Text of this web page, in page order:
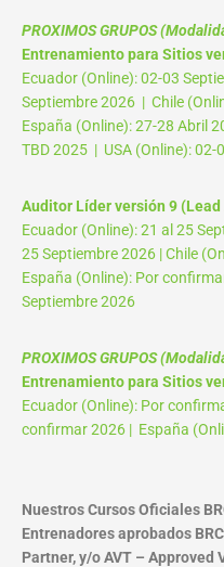
PROXIMOS GRUPOS
Entrenamiento para Sitios
Ecuador (Online): 02-03
Septiembre 2026 | Chile
España (Online): 27-28 Abril
TBD 2025 | USA (Online): 02-
Auditor Líder versión 9
Ecuador (Online): 21 al 25
25 Septiembre 2026 | Chile
España (Online): Por
Septiembre 2026
PROXIMOS GRUPOS
Entrenamiento para Sitios
Ecuador (Online): Por
confirmar 2026 | España
Nuestros Cursos Oficiales
Entrenadores aprobados
Partner, y/o AVT – Approved